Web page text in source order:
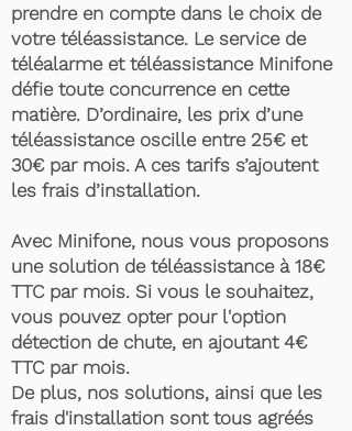
prendre en compte dans le choix de
votre téléassistance. Le service de
téléalarme et téléassistance Minifone
défie toute concurrence en cette
matière. D’ordinaire, les prix d’une
téléassistance oscille entre 25€ et
30€ par mois. A ces tarifs s’ajoutent
les frais d’installation.
Avec Minifone, nous vous proposons
une solution de téléassistance à 18€
TTC par mois. Si vous le souhaitez,
vous pouvez opter pour l'option
détection de chute, en ajoutant 4€
TTC par mois.
De plus, nos solutions, ainsi que les
frais d'installation sont tous agréés